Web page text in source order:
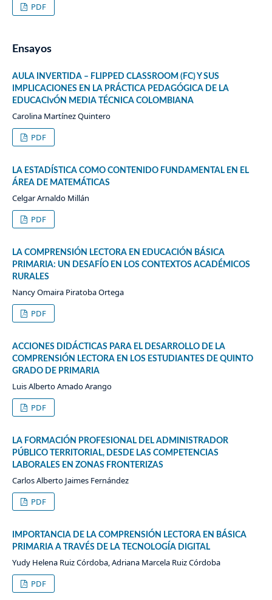
PDF
Ensayos
AULA INVERTIDA – FLIPPED CLASSROOM (FC) Y SUS
IMPLICACIONES EN LA PRÁCTICA PEDAGÓGICA DE LA
EDUCACIvÓN MEDIA TÉCNICA COLOMBIANA
Carolina Martínez Quintero
PDF
LA ESTADÍSTICA COMO CONTENIDO FUNDAMENTAL EN EL
ÁREA DE MATEMÁTICAS
Celgar Arnaldo Millán
PDF
LA COMPRENSIÓN LECTORA EN EDUCACIÓN BÁSICA
PRIMARIA: UN DESAFÍO EN LOS CONTEXTOS ACADÉMICOS
RURALES
Nancy Omaira Piratoba Ortega
PDF
ACCIONES DIDÁCTICAS PARA EL DESARROLLO DE LA
COMPRENSIÓN LECTORA EN LOS ESTUDIANTES DE QUINTO
GRADO DE PRIMARIA
Luis Alberto Amado Arango
PDF
LA FORMACIÓN PROFESIONAL DEL ADMINISTRADOR
PÚBLICO TERRITORIAL, DESDE LAS COMPETENCIAS
LABORALES EN ZONAS FRONTERIZAS
Carlos Alberto Jaimes Fernández
PDF
IMPORTANCIA DE LA COMPRENSIÓN LECTORA EN BÁSICA
PRIMARIA A TRAVÉS DE LA TECNOLOGÍA DIGITAL
Yudy Helena Ruiz Córdoba, Adriana Marcela Ruiz Córdoba
PDF